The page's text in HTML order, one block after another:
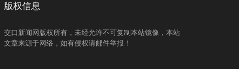
版权信息
交口新闻网版权所有，未经允许不可复制本站镜像，本站
文章来源于网络，如有侵权请邮件举报！